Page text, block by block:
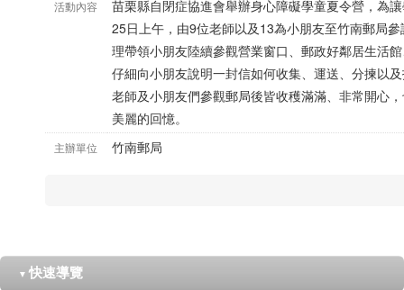
活動內容
苗栗縣自閉症協進會舉辦身心障礙學童夏令營，為
25日上午，由9位老師以及13為小朋友至竹南郵局
理帶領小朋友陸續參觀營業窗口、郵政好鄰居生活
仔細向小朋友說明一封信如何收集、運送、分揀以
老師及小朋友們參觀郵局後皆收穫滿滿、非常開心
美麗的回憶。
主辦單位 竹南郵局
▼ 快速導覽